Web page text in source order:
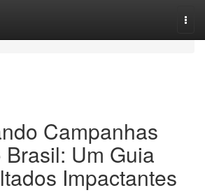
Campanhas
Um Guia
Impactantes